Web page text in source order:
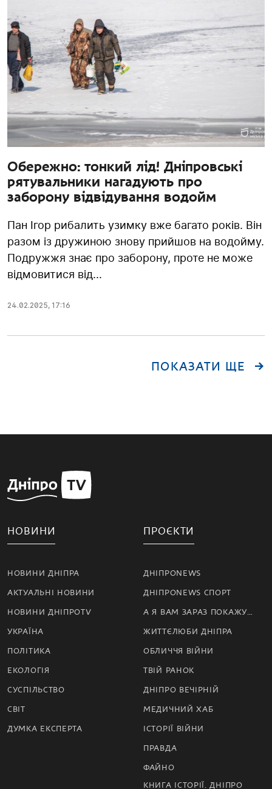
Обережно: тонкий лід! Дніпровські
рятувальники нагадують про
заборону відвідування водойм
Пан Ігор рибалить узимку вже багато років. Він
разом із дружиною знову прийшов на водойму.
Подружжя знає про заборону, проте не може
відмовитися від...
24.02.2025, 17:16
ПОКАЗАТИ ЩЕ
НОВИНИ
НОВИНИ ДНІПРА
АКТУАЛЬНІ НОВИНИ
НОВИНИ ДНІПРОTV
УКРАЇНА
ПОЛІТИКА
ЕКОЛОГІЯ
СУСПІЛЬСТВО
СВІТ
ДУМКА ЕКСПЕРТА
ПРОЄКТИ
ДНІПРОNEWS
ДНІПРОNEWS СПОРТ
А Я ВАМ ЗАРАЗ ПОКАЖУ…
ЖИТТЄЛЮБИ ДНІПРА
ОБЛИЧЧЯ ВІЙНИ
ТВІЙ РАНОК
ДНІПРО ВЕЧІРНІЙ
МЕДИЧНИЙ ХАБ
ІСТОРІЇ ВІЙНИ
ПРАВДА
ФАЙНО
КНИГА ІСТОРІЇ. ДНІПРО